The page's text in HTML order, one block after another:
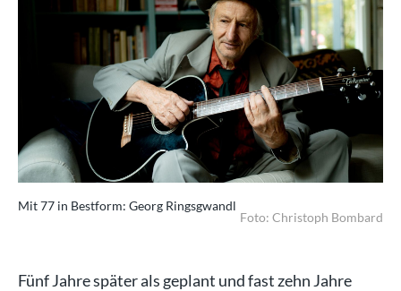
Mit 77 in Bestform: Georg Ringsgwandl
Foto: Christoph Bombard
Fünf Jahre später als geplant und fast zehn Jahre